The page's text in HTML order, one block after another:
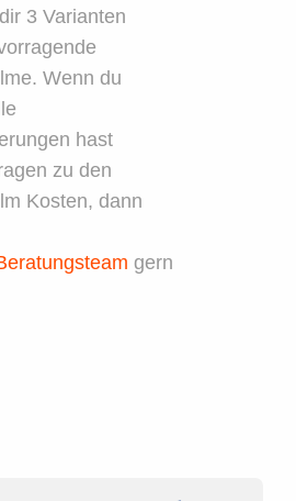
3 Varianten
Wenn du
hast
zu den
Kosten, dann
gern